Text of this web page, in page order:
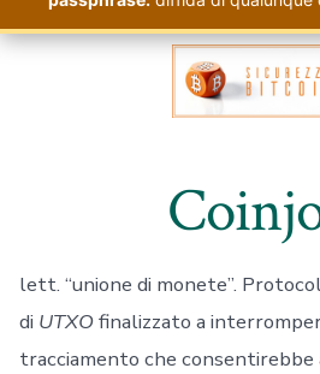
Passa
lett. “unione di monete”.
di UTXOfinalizzato a
tracciamento che consentirebbe